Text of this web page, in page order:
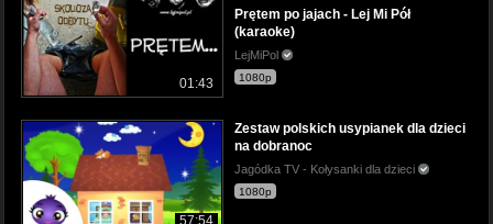
01:43
Prętem po jajach - Lej Mi Pół
(karaoke)
LejMiPol
1080p
57:54
Zestaw polskich usypianek dla dzieci
na dobranoc
Jagódka TV - Kołysanki dla dzieci
1080p